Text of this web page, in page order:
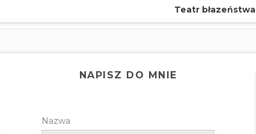
Teatr błazeństwa
NAPISZ DO MNIE
Nazwa